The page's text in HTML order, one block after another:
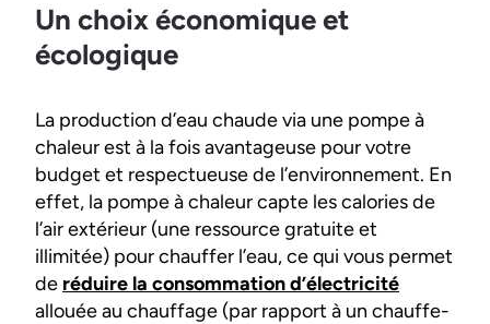
Un choix économique et
écologique
La production d’eau chaude via une pompe à
chaleur est à la fois avantageuse pour votre
budget et respectueuse de l’environnement. En
effet, la pompe à chaleur capte les calories de
l’air extérieur (une ressource gratuite et
illimitée) pour chauffer l’eau, ce qui vous permet
de réduire la consommation d’électricité
allouée au chauffage (par rapport à un chauffe-